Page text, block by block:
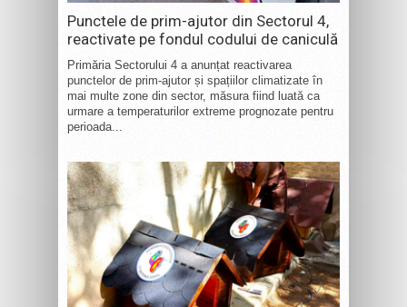
Punctele de prim-ajutor din Sectorul 4,
reactivate pe fondul codului de caniculă
Primăria Sectorului 4 a anunțat reactivarea
punctelor de prim-ajutor și spațiilor climatizate în
mai multe zone din sector, măsura fiind luată ca
urmare a temperaturilor extreme prognozate pentru
perioada...